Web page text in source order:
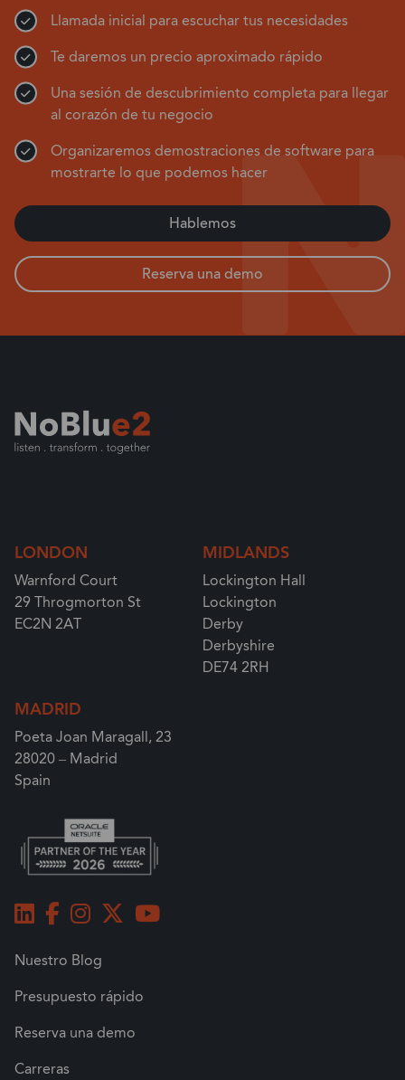
Llamada inicial para escuchar tus necesidades
Te daremos un precio aproximado rápido
Una sesión de descubrimiento completa para llegar
al corazón de tu negocio
Organizaremos demostraciones de software para
mostrarte lo que podemos hacer
Hablemos
Reserva una demo
LONDON
Warnford Court
29 Throgmorton St
EC2N 2AT
MIDLANDS
Lockington Hall
Lockington
Derby
Derbyshire
DE74 2RH
MADRID
Poeta Joan Maragall, 23
28020 – Madrid
Spain
Nuestro Blog
Presupuesto rápido
Reserva una demo
Carreras